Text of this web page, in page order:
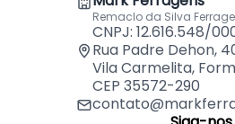
Remaclo da Silva
CNPJ: 12.616.548/
Rua Padre Dehon,
Vila Carmelita,
CEP 35572-290